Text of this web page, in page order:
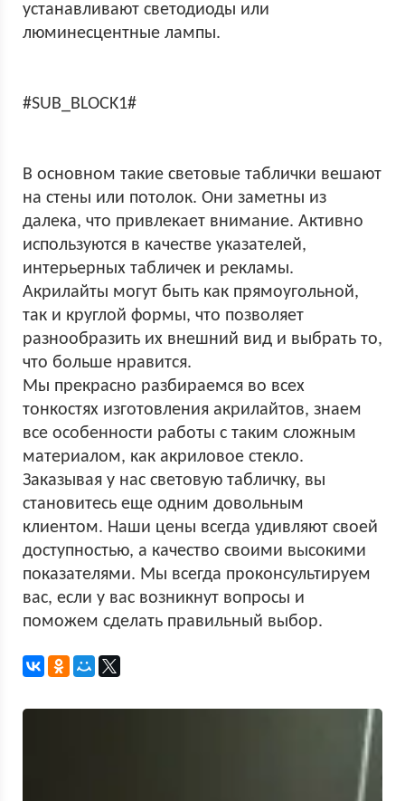
устанавливают светодиоды или
люминесцентные лампы.
#SUB_BLOCK1#
В основном такие световые таблички вешают
на стены или потолок. Они заметны из
далека, что привлекает внимание. Активно
используются в качестве указателей,
интерьерных табличек и рекламы.
Акрилайты могут быть как прямоугольной,
так и круглой формы, что позволяет
разнообразить их внешний вид и выбрать то,
что больше нравится.
Мы прекрасно разбираемся во всех
тонкостях изготовления акрилайтов, знаем
все особенности работы с таким сложным
материалом, как акриловое стекло.
Заказывая у нас световую табличку, вы
становитесь еще одним довольным
клиентом. Наши цены всегда удивляют своей
доступностью, а качество своими высокими
показателями. Мы всегда проконсультируем
вас, если у вас возникнут вопросы и
поможем сделать правильный выбор.